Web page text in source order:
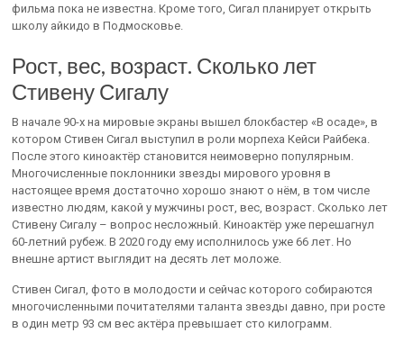
фильма пока не известна. Кроме того, Сигал планирует открыть
школу айкидо в Подмосковье.
Рост, вес, возраст. Сколько лет
Стивену Сигалу
В начале 90-х на мировые экраны вышел блокбастер «В осаде», в
котором Стивен Сигал выступил в роли морпеха Кейси Райбека.
После этого киноактёр становится неимоверно популярным.
Многочисленные поклонники звезды мирового уровня в
настоящее время достаточно хорошо знают о нём, в том числе
известно людям, какой у мужчины рост, вес, возраст. Сколько лет
Стивену Сигалу – вопрос несложный. Киноактёр уже перешагнул
60-летний рубеж. В 2020 году ему исполнилось уже 66 лет. Но
внешне артист выглядит на десять лет моложе.
Стивен Сигал, фото в молодости и сейчас которого собираются
многочисленными почитателями таланта звезды давно, при росте
в один метр 93 см вес актёра превышает сто килограмм.